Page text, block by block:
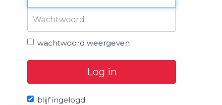
wachtwoord weergeven
Log in
blijf ingelogd